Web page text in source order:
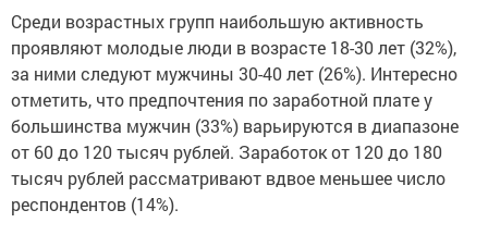
Среди возрастных групп наибольшую активность
проявляют молодые люди в возрасте 18-30 лет (32%),
за ними следуют мужчины 30-40 лет (26%). Интересно
отметить, что предпочтения по заработной плате у
большинства мужчин (33%) варьируются в диапазоне
от 60 до 120 тысяч рублей. Заработок от 120 до 180
тысяч рублей рассматривают вдвое меньшее число
респондентов (14%).